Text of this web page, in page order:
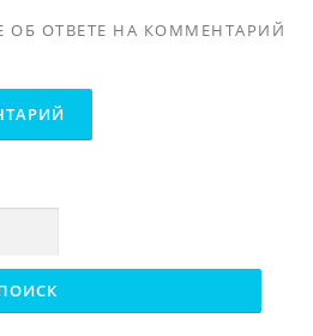
ОТВЕТЕ НА КОММЕНТАРИЙ